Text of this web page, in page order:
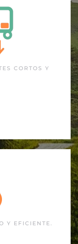
CORTOS Y
Y EFICIENTE.